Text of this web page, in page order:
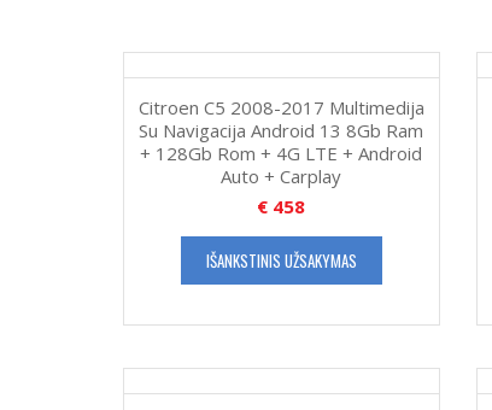
Citroen C5 2008-2017 Multimedija
Su Navigacija Android 13 8Gb Ram
+ 128Gb Rom + 4G LTE + Android
Auto + Carplay
€ 458
IŠANKSTINIS UŽSAKYMAS